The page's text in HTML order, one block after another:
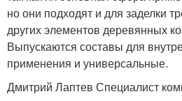
но они подходят и для заделки
других элементов деревянных
Выпускаются составы для
применения и универсальные.
Дмитрий Лаптев Специалист